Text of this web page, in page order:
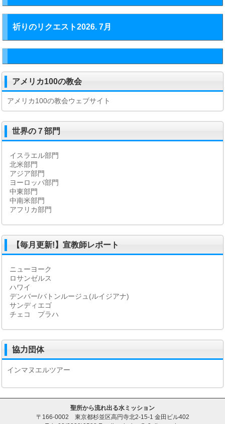
祈りのリクエスト2026. 7月
アメリカ100の教会
アメリカ100の教会ウェブサイト
世界の７部門
イスラエル部門
北米部門
アジア部門
ヨーロッパ部門
中東部門
中南米部門
アフリカ部門
【毎月更新!】宣教師レポート
ニューヨーク
ロサンゼルス
ハワイ
デンバー/バトンルージュ(ルイジアナ)
サンディエゴ
チェコ プラハ
協力団体
インマヌエルツアー
聖所から流れ出る水ミッション
〒166-0002 東京都杉並区高円寺北2-15-1 金田ビル402